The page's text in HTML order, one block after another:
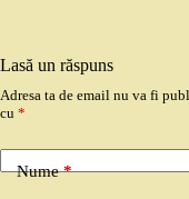
Lasă un răspuns
Adresa ta de email nu va fi
cu *
Nume*